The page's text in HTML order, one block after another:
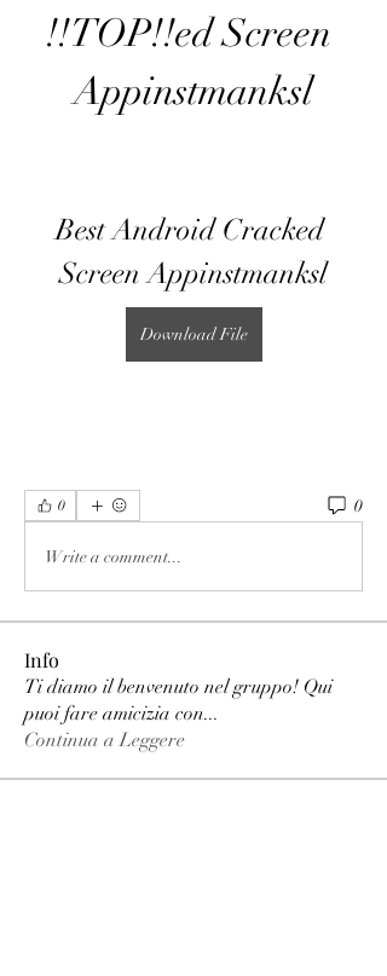
!!TOP!!ed Screen
Appinstmanksl
Best Android Cracked
Screen Appinstmanksl
Download File
0 0
Write a comment...
Info
Ti diamo il benvenuto nel gruppo! Qui
puoi fare amicizia con...
Continua a Leggere